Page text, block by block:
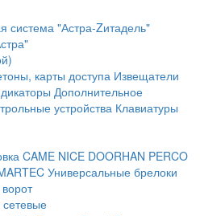
система "Астра-Zитадель"
карты доступа Извещатели
Дополнительное
устройства Клавиатуры
CAME NICE DOORHAN PERCO
Универсальные брелоки